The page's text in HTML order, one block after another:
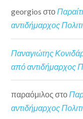
georgios στο
αντιδήμαρχος
Παναγιώτης
από αντιδήμαρχος
παραόμιλος στο
αντιδήμαρχος